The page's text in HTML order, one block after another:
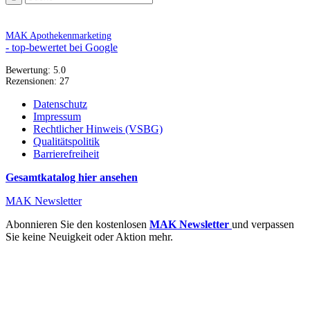
MAK Apothekenmarketing
- top-bewertet bei Google
Bewertung: 5.0
Rezensionen: 27
Datenschutz
Impressum
Rechtlicher Hinweis (VSBG)
Qualitätspolitik
Barrierefreiheit
Gesamtkatalog hier ansehen
MAK Newsletter
Abonnieren Sie den kostenlosen MAK Newsletter und verpassen
Sie keine Neuigkeit oder Aktion mehr.